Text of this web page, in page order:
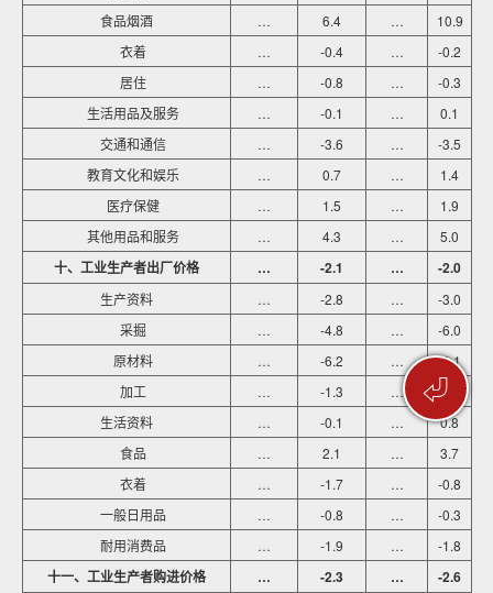
⏎
食品烟酒
… 6.4 …
10.9
衣着
… -0.4 …
-0.2
居住
… -0.8 …
-0.3
生活用品及服务
… -0.1 …
0.1
交通和通信
… -3.6 …
-3.5
教育文化和娱乐
… 0.7 …
1.4
医疗保健
… 1.5 …
1.9
其他用品和服务
… 4.3 … 5.0
十、工业生产者出厂价格 … -2.1 … -2.0
生产资料 … -2.8 …
-3.0
采掘
… -4.8 …
-6.0
原材料
… -6.2 …
-6.1
加工
… -1.3 …
-1.5
生活资料
… -0.1 …
0.8
食品
… 2.1 …
3.7
衣着
… -1.7 …
-0.8
一般日用品
… -0.8 …
-0.3
耐用消费品
… -1.9 … -1.8
十一、工业生产者购进价格 … -2.3 … -2.6